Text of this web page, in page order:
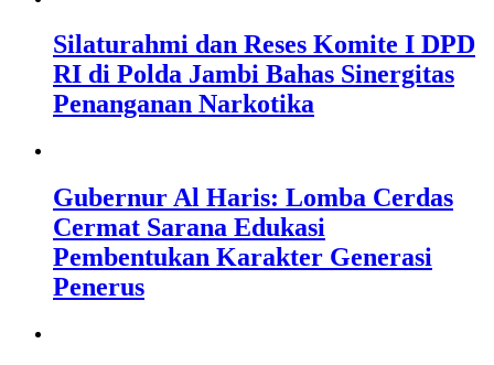
Silaturahmi dan Reses Komite I DPD
RI di Polda Jambi Bahas Sinergitas
Penanganan Narkotika
Gubernur Al Haris: Lomba Cerdas
Cermat Sarana Edukasi
Pembentukan Karakter Generasi
Penerus